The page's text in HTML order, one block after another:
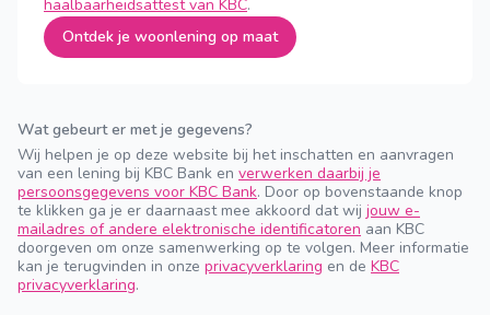
haalbaarheidsattest van KBC.
Ontdek je woonlening op maat
Wat gebeurt er met je gegevens?
Wij helpen je op deze website bij het inschatten en aanvragen
van een lening bij KBC Bank en verwerken daarbij je
persoonsgegevens voor KBC Bank. Door op bovenstaande knop
te klikken ga je er daarnaast mee akkoord dat wij jouw e-
mailadres of andere elektronische identificatoren aan KBC
doorgeven om onze samenwerking op te volgen. Meer informatie
kan je terugvinden in onze privacyverklaring en de KBC
privacyverklaring.